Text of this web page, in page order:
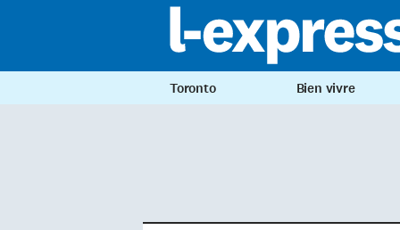
Toronto Bien vivre